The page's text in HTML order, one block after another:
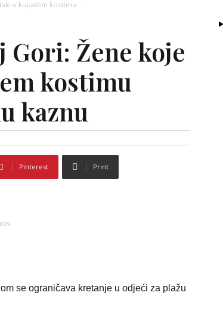
u kupaćem kostimu...
Gori: Žene koje
kostimu
kaznu
Pinterest Print
se ograničava kretanje u odjeći za plažu